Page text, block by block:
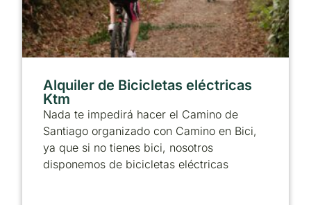
Alquiler de Bicicletas eléctricas
Ktm
Nada te impedirá hacer el Camino de
Santiago organizado con Camino en Bici,
ya que si no tienes bici, nosotros
disponemos de bicicletas eléctricas